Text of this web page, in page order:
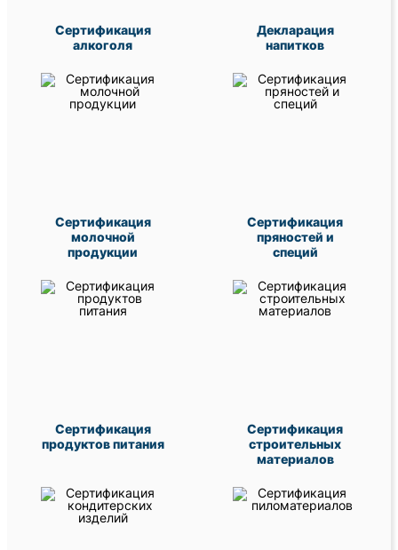
Сертификация
алкоголя
Декларация
напитков
Сертификация
молочной
продукции
Сертификация
пряностей и
специй
Сертификация
продуктов питания
Сертификация
строительных
материалов